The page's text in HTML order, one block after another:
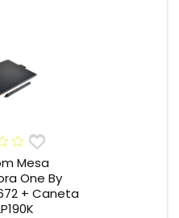
Mesa
One By
+ Caneta